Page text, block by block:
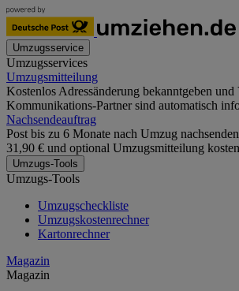
Umzugsservice
Umzugsservices
Umzugsmitteilung
Kostenlos Adressänderung bekanntgeben und
Kommunikations-Partner sind automatisch
Nachsendeauftrag
Post bis zu 6 Monate nach Umzug
31,90 € und optional Umzugsmitteilung
Umzugs-Tools
Umzugs-Tools
Umzugscheckliste
Umzugskostenrechner
Kartonrechner
Magazin
Magazin